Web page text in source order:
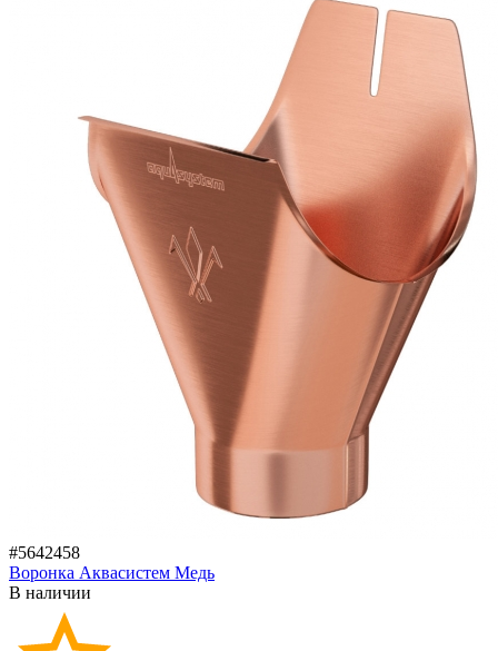
#5642458
Воронка Аквасистем Медь
В наличии